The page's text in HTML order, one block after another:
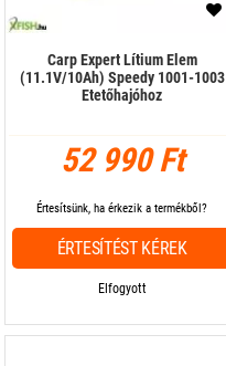
Carp Expert Lítium Elem
(11.1V/10Ah) Speedy 1001-1003
Etetőhajóhoz
52 990 Ft
Elfogyott
Értesítsünk, ha érkezik a termékből?
ÉRTESÍTÉST KÉREK